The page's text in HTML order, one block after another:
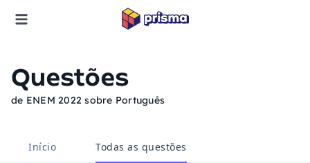
Questões
de ENEM 2022 sobre Português
Início Todas as questões